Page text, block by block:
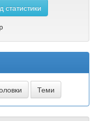
статистики